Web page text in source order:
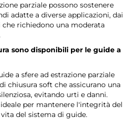
parziale possono sostenere
adatte a diverse applicazioni, dai
richiedono una moderata
sono disponibili per le guide a
a sfere ad estrazione parziale
chiusura soft che assicurano una
evitando urti e danni.
per mantenere l'integrità del
del sistema di guide.